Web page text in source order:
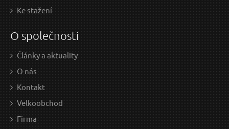
Ke stažení
O společnosti
Články a aktuality
O nás
Kontakt
Velkoobchod
Firma